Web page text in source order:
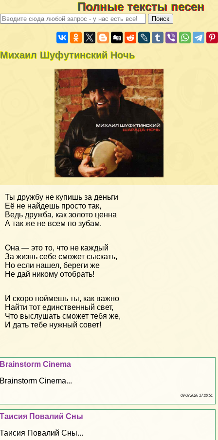
Полные тексты песен
Михаил Шуфутинский Ночь
Ты дружбу не купишь за деньги
Её не найдешь просто так,
Ведь дружба, как золото ценна
А так же не всем по зубам.
Она — это то, что не каждый
За жизнь себе сможет сыскать,
Но если нашел, береги же
Не дай никому отобрать!
И скоро поймешь ты, как важно
Найти тот единственный свет,
Что выслушать сможет тебя же,
И дать тебе нужный совет!
Brainstorm Cinema
Brainstorm Cinema...
09 08 2026 17:20:51
Таисия Повалий Сны
Таисия Повалий Сны...